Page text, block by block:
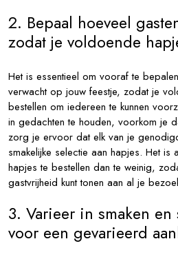
2. Bepaal hoeveel
zodat je voldoende
Het is essentieel om vooraf te
verwacht op jouw feestje, zodat je
bestellen om iedereen te kunnen
in gedachten te houden, voorkom je
zorg je ervoor dat elk van je
smakelijke selectie aan hapjes. Het is
hapjes te bestellen dan te weinig,
gastvrijheid kunt tonen aan al je
3. Varieer in smaken
voor een gevarieerd